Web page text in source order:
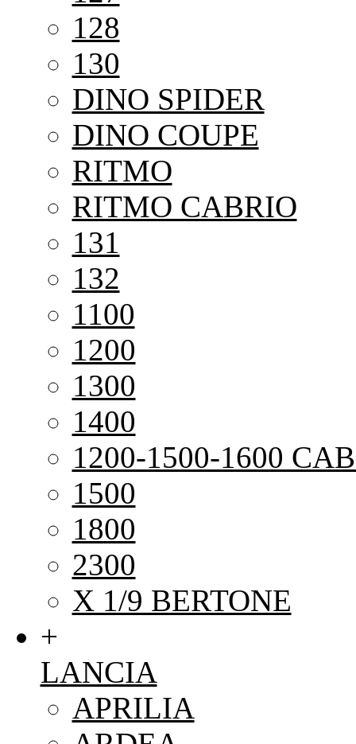
128
130
DINO SPIDER
DINO COUPE
RITMO
RITMO CABRIO
131
132
1100
1200
1300
1400
1200-1500-1600
1500
1800
2300
X 1/9 BERTONE
+
LANCIA
APRILIA